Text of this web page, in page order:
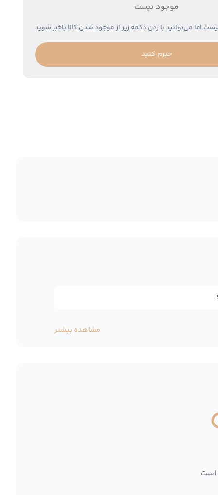
موجود نیست
اما می‌توانید با زدن دکمه زیر از موجود شدن کالا باخبر شوید
خبرم کنید
مشاهده بیشتر
است